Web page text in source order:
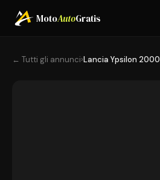
MotoAutoGratis
← Tutti gli annunci›Lancia Ypsilon 2000